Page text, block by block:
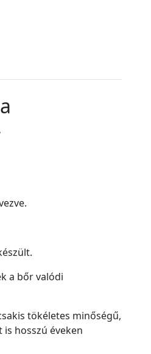
a bőr valódi
tökéletes minőségű,
hosszú éveken